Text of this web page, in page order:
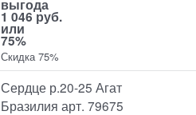
выгода
1 046 руб.
или
75%
Скидка 75%
Сердце р.20-25 Агат
Бразилия арт. 79675